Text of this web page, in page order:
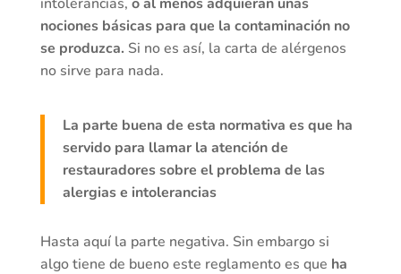
nociones básicas para que la contaminación no
se produzca. Si no es así, la carta de alérgenos
no sirve para nada.
La parte buena de esta normativa es que ha
servido para llamar la atención de
restauradores sobre el problema de las
alergias e intolerancias
Hasta aquí la parte negativa. Sin embargo si
algo tiene de bueno este reglamento es que ha